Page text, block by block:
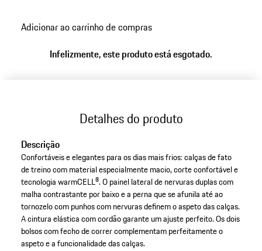
Adicionar ao carrinho de compras
Infelizmente, este produto está esgotado.
Detalhes do produto
Descrição
Confortáveis e elegantes para os dias mais frios: calças de fato
de treino com material especialmente macio, corte confortável e
tecnologia warmCELL®. O painel lateral de nervuras duplas com
malha contrastante por baixo e a perna que se afunila até ao
tornozelo com punhos com nervuras definem o aspeto das calças.
A cintura elástica com cordão garante um ajuste perfeito. Os dois
bolsos com fecho de correr complementam perfeitamente o
aspeto e a funcionalidade das calças.